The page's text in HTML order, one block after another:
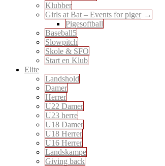
Klubber
Girls at Bat – Events for piger
Pigesoftball
Baseball5
Slowpitch
Skole & SFO
Start en Klub
Elite
Landshold
Damer
Herrer
U22 Damer
U23 herre
U18 Damer
U18 Herrer
U16 Herrer
Landskampe
Giving back